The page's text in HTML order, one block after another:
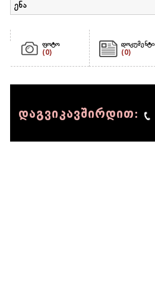
ენა
ფოტო
(0)
დოკუმენტი
(0)
დაგვიკავშირდით: